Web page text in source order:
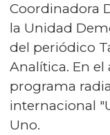
Coordinadora
la Unidad
del periódico
Analítica. En el
programa
internacional
Uno.